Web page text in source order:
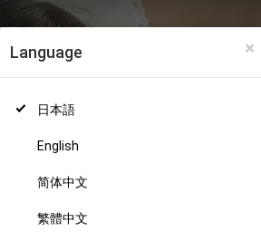
×
Language
日本語
English
简体中文
繁體中文